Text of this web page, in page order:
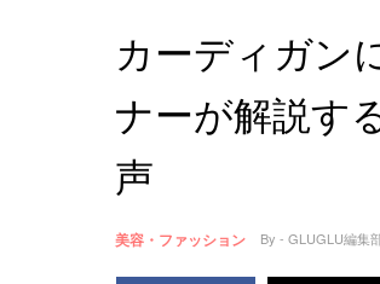
カーディガン
ナーが解説す
声
美容・ファッション By - GLUGLU編集